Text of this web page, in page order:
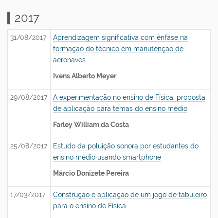
2017
31/08/2017
Aprendizagem significativa com ênfase na
formação do técnico em manutenção de
aeronaves
Ivens Alberto Meyer
29/08/2017
A experimentação no ensino de Física: proposta
de aplicação para temas do ensino médio
Farley William da Costa
25/08/2017
Estudo da poluição sonora por estudantes do
ensino médio usando smartphone
Márcio Donizete Pereira
17/03/2017
Construção e aplicação de um jogo de tabuleiro
para o ensino de Física